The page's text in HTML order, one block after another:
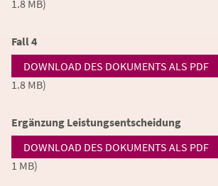
1.8 MB)
Fall 4
DOWNLOAD DES DOKUMENTS ALS PDF
1.8 MB)
Ergänzung Leistungsentscheidung
DOWNLOAD DES DOKUMENTS ALS PDF
1 MB)